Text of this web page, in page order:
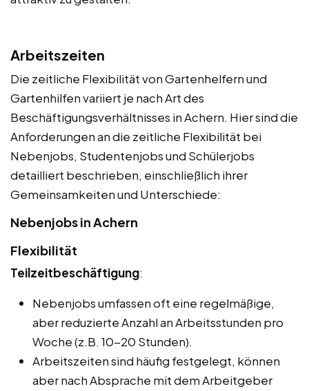
Arbeitszeiten
Die zeitliche Flexibilität von Gartenhelfern und
Gartenhilfen variiert je nach Art des
Beschäftigungsverhältnisses in Achern. Hier sind die
Anforderungen an die zeitliche Flexibilität bei
Nebenjobs, Studentenjobs und Schülerjobs
detailliert beschrieben, einschließlich ihrer
Gemeinsamkeiten und Unterschiede:
Nebenjobs in Achern
Flexibilität
Teilzeitbeschäftigung:
Nebenjobs umfassen oft eine regelmäßige,
aber reduzierte Anzahl an Arbeitsstunden pro
Woche (z.B. 10-20 Stunden).
Arbeitszeiten sind häufig festgelegt, können
aber nach Absprache mit dem Arbeitgeber